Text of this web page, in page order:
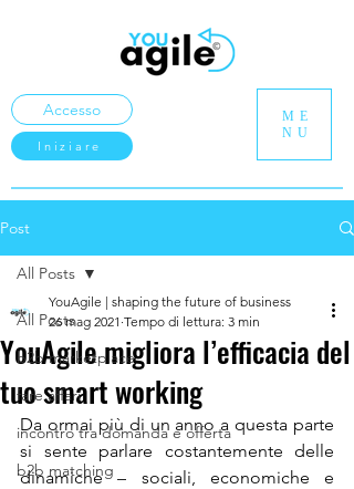
Iniziare
Accesso
ME
NU
Post
All Posts
b2b marketplace
fare affari
incontro tra domanda e offerta
b2b matching
All Posts
YouAgile migliora l’efficacia del
tuo smart working
YouAgile | shaping the future of business
26 mag 2021 Tempo di lettura: 3 min
Da ormai più di un anno a questa parte
si sente parlare costantemente delle
dinamiche – sociali, economiche e